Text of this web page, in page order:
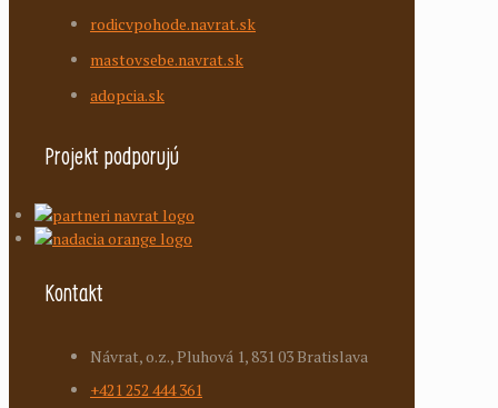
rodicvpohode.navrat.sk
mastovsebe.navrat.sk
adopcia.sk
Projekt podporujú
Kontakt
Návrat, o.z., Pluhová 1, 831 03 Bratislava
+421 252 444 361